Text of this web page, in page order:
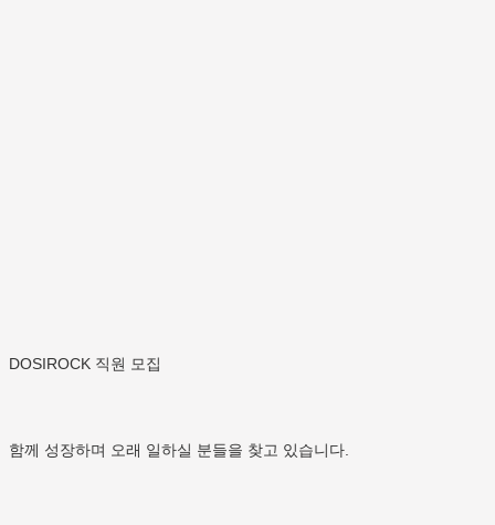
DOSIROCK 직원 모집
함께 성장하며 오래 일하실 분들을 찾고 있습니다.